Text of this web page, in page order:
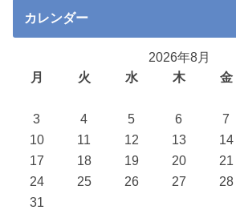
カレンダー
2026年8月
月
火 水 木 金
3
4 5 6 7
10
11 12 13 14
17
18 19 20 21
24
25 26 27 28
31